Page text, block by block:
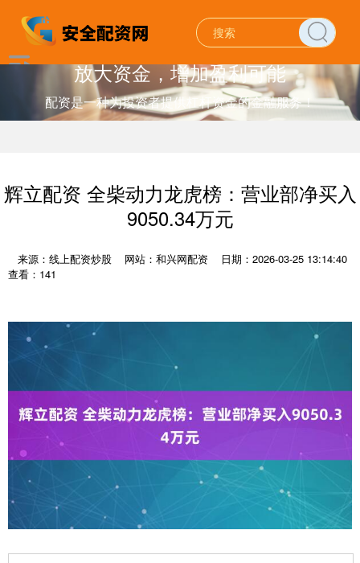
放大资金，增加盈利可能
配资是一种为投资者提供杠杆资金的金融服务！
辉立配资 全柴动力龙虎榜：营业部净买入
9050.34万元
来源：线上配资炒股 网站：和兴网配资
日期：2026-03-25 13:14:40
查看：141